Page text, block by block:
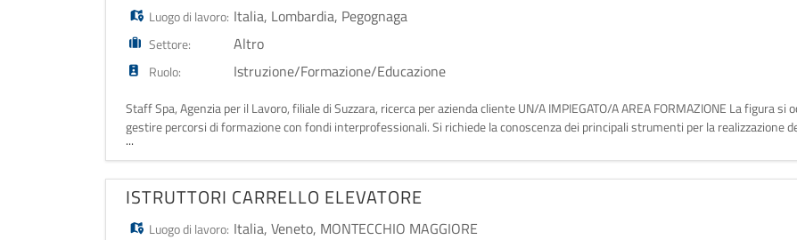
Luogo di lavoro: Italia, Lombardia, Pegognaga
Settore: Altro
Ruolo: Istruzione/Formazione/Educazione
Staff Spa, Agenzia per il Lavoro, filiale di Suzzara, ricerca per azienda cliente UN/A IMPIEGATO/A AREA FORMAZIONE La figura si
gestire percorsi di formazione con fondi interprofessionali. Si richiede la conoscenza dei principali strumenti per la realizzazione
aziendale finanziata (es
...
ISTRUTTORI CARRELLO ELEVATORE
Luogo di lavoro: Italia,Veneto, MONTECCHIO MAGGIORE